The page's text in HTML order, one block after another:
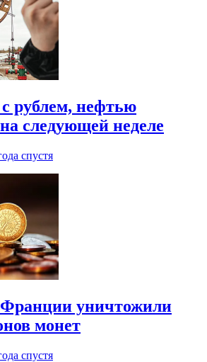
с рублем, нефтью
следующей неделе
спустя
уничтожили
монет
спустя